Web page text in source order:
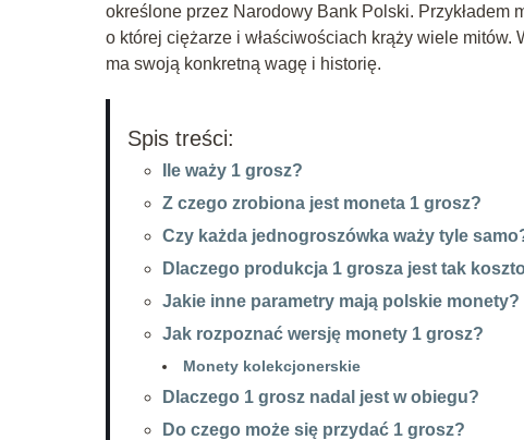
określone przez Narodowy Bank Polski.
o której ciężarze i właściwościach krąży wiele
ma swoją konkretną wagę i historię.
Spis treści:
Ile waży 1 grosz?
Z czego zrobiona jest moneta 1 grosz?
Czy każda jednogroszówka waży tyle
Dlaczego produkcja 1 grosza jest tak
Jakie inne parametry mają polskie monety?
Jak rozpoznać wersję monety 1 grosz?
Monety kolekcjonerskie
Dlaczego 1 grosz nadal jest w obiegu?
Do czego może się przydać 1 grosz?